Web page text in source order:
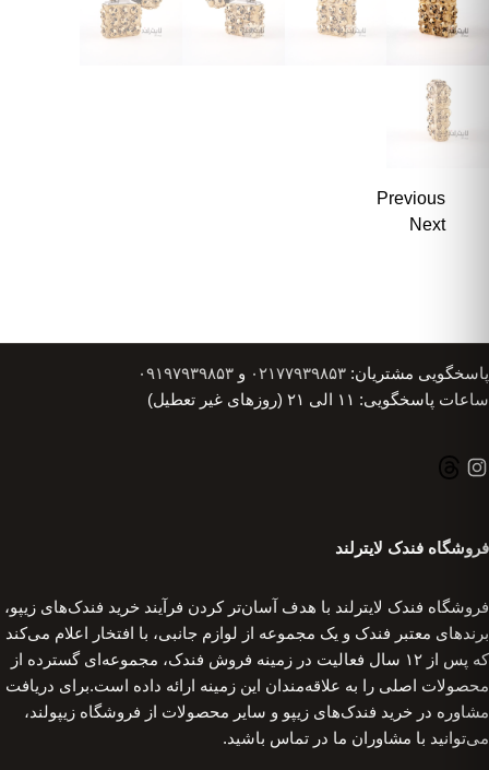
Previous
Next
پاسخگویی مشتریان: ۰۲۱۷۷۹۳۹۸۵۳ و ۰۹۱۹۷۹۳۹۸۵۳
ساعات پاسخگویی: ۱۱ الی ۲۱ (روزهای غیر تعطیل)
فروشگاه فندک لایترلند
فروشگاه فندک لایترلند با هدف آسان‌تر کردن فرآیند خرید فندک‌های زیپو،
برندهای معتبر فندک و یک مجموعه از لوازم جانبی، با افتخار اعلام می‌کند
که پس از ۱۲ سال فعالیت در زمینه فروش فندک، مجموعه‌ای گسترده از
محصولات اصلی را به علاقه‌مندان این زمینه ارائه داده است.برای دریافت
مشاوره در خرید فندک‌های زیپو و سایر محصولات از فروشگاه زیپولند،
می‌توانید با مشاوران ما در تماس باشید.